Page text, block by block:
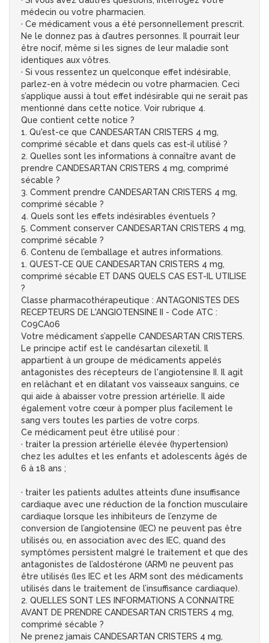
médecin ou votre pharmacien.
· Ce médicament vous a été personnellement prescrit.
Ne le donnez pas à d’autres personnes. Il pourrait leur
être nocif, même si les signes de leur maladie sont
identiques aux vôtres.
· Si vous ressentez un quelconque effet indésirable,
parlez-en à votre médecin ou votre pharmacien. Ceci
s’applique aussi à tout effet indésirable qui ne serait pas
mentionné dans cette notice. Voir rubrique 4.
Que contient cette notice ?
1. Qu'est-ce que CANDESARTAN CRISTERS 4 mg,
comprimé sécable et dans quels cas est-il utilisé ?
2. Quelles sont les informations à connaître avant de
prendre CANDESARTAN CRISTERS 4 mg, comprimé
sécable ?
3. Comment prendre CANDESARTAN CRISTERS 4 mg,
comprimé sécable ?
4. Quels sont les effets indésirables éventuels ?
5. Comment conserver CANDESARTAN CRISTERS 4 mg,
comprimé sécable ?
6. Contenu de l’emballage et autres informations.
1. QU’EST-CE QUE CANDESARTAN CRISTERS 4 mg,
comprimé sécable ET DANS QUELS CAS EST-IL UTILISE
?
Classe pharmacothérapeutique : ANTAGONISTES DES
RECEPTEURS DE L'ANGIOTENSINE II - Code ATC :
C09CA06
Votre médicament s’appelle CANDESARTAN CRISTERS.
Le principe actif est le candésartan cilexetil. Il
appartient à un groupe de médicaments appelés
antagonistes des récepteurs de l'angiotensine II. Il agit
en relâchant et en dilatant vos vaisseaux sanguins, ce
qui aide à abaisser votre pression artérielle. Il aide
également votre cœur à pomper plus facilement le
sang vers toutes les parties de votre corps.
Ce médicament peut être utilisé pour :
· traiter la pression artérielle élevée (hypertension)
chez les adultes et les enfants et adolescents âgés de
6 à 18 ans ;
· traiter les patients adultes atteints d’une insuffisance
cardiaque avec une réduction de la fonction musculaire
cardiaque lorsque les inhibiteurs de l’enzyme de
conversion de l’angiotensine (IEC) ne peuvent pas être
utilisés ou, en association avec des IEC, quand des
symptômes persistent malgré le traitement et que des
antagonistes de l’aldostérone (ARM) ne peuvent pas
être utilisés (les IEC et les ARM sont des médicaments
utilisés dans le traitement de l’insuffisance cardiaque).
2. QUELLES SONT LES INFORMATIONS A CONNAITRE
AVANT DE PRENDRE CANDESARTAN CRISTERS 4 mg,
comprimé sécable ?
Ne prenez jamais CANDESARTAN CRISTERS 4 mg,